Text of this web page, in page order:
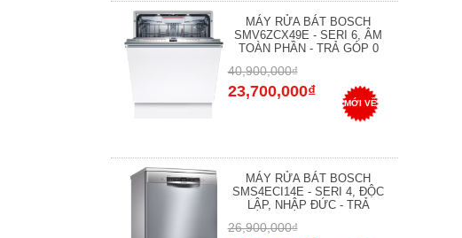
MÁY RỬA BÁT BOSCH
SMV6ZCX49E - SERI 6, ÂM
TOÀN PHẦN - TRẢ GÓP 0
40,900,000₫
23,700,000₫
MỚI VỀ
MÁY RỬA BÁT BOSCH
SMS4ECI14E - SERI 4, ĐỘC
LẬP, NHẬP ĐỨC - TRẢ
26,900,000₫